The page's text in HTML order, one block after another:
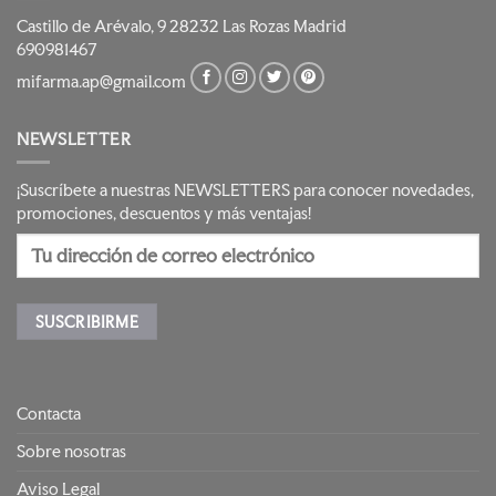
Castillo de Arévalo, 9 28232 Las Rozas Madrid
690981467
mifarma.ap@gmail.com
NEWSLETTER
¡Suscríbete a nuestras NEWSLETTERS para conocer novedades,
promociones, descuentos y más ventajas!
Contacta
Sobre nosotras
Aviso Legal